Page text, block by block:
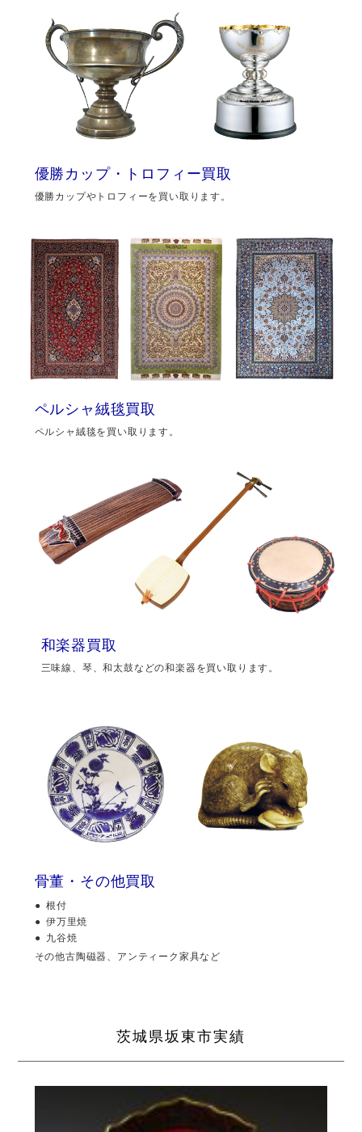
優勝カップ・トロフィー買取
優勝カップやトロフィーを買い取ります。
ペルシャ絨毯買取
ペルシャ絨毯を買い取ります。
和楽器買取
三味線、琴、和太鼓などの和楽器を買い取ります。
骨董・その他買取
根付
伊万里焼
九谷焼
その他古陶磁器、アンティーク家具など
茨城県坂東市実績